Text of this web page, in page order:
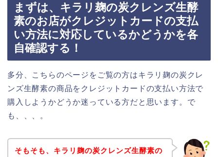
まずは、キラリ麹の炭クレンズ生酵
素のお店がクレジットカードの支払
い方法に対応しているかどうかを各
自確認する！
多分、こちらのページをご覧の方はキラリ麹の炭クレ
ンズ生酵素の商品をクレジットカードの支払い方法で
購入しようかどうか迷っている方だと思います。で
も、、、。
そもそも、キラリ麹の炭クレンズ生酵素の